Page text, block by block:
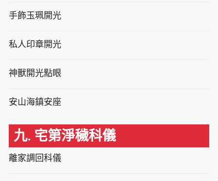
手飾玉珮開光
私人印章開光
神獸開光點眼
安山海鎮安座
九. 宅第淨穢科儀
離家調回科儀